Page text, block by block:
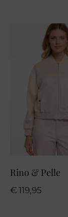
Rino & Pelle
€ 119,95